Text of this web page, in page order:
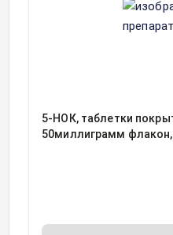
5-НОК, таблетки
50миллиграмм